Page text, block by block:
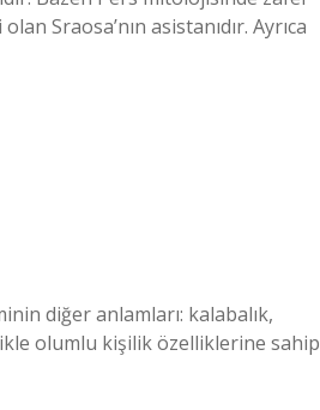
Sraosa’nın asistanıdır. Ayrıca
diğer anlamları: kalabalık,
olumlu kişilik özelliklerine sahip